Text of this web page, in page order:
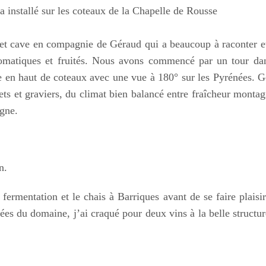
sur les coteaux de la Chapelle de Rousse
cave en compagnie de Géraud qui a beaucoup à raconter
et fruités. Nous avons commencé par un tour
haut de coteaux avec une vue à 180° sur les Pyrénées.
et graviers, du climat bien balancé entre fraîcheur
et le chais à Barriques avant de se faire
du domaine, j’ai craqué pour deux vins à la belle